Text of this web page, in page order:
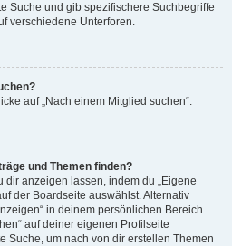
Suche und gib spezifischere Suchbegriffe
verschiedene Unterforen.
auf „Nach einem Mitglied suchen“.
und Themen finden?
dir anzeigen lassen, indem du „Eigene
der Boardseite auswählst. Alternativ
in deinem persönlichen Bereich
auf deiner eigenen Profilseite
Suche, um nach von dir erstellen Themen